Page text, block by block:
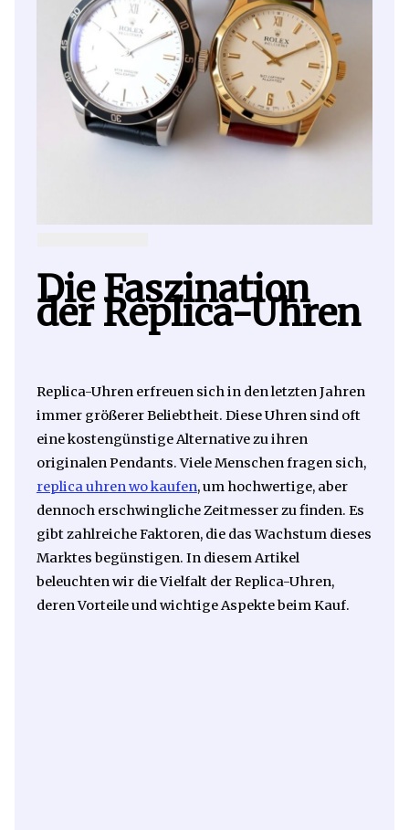
Die Faszination
der Replica-Uhren
Replica-Uhren erfreuen sich in den letzten Jahren
immer größerer Beliebtheit. Diese Uhren sind oft
eine kostengünstige Alternative zu ihren
originalen Pendants. Viele Menschen fragen sich,
replica uhren wo kaufen, um hochwertige, aber
dennoch erschwingliche Zeitmesser zu finden. Es
gibt zahlreiche Faktoren, die das Wachstum dieses
Marktes begünstigen. In diesem Artikel
beleuchten wir die Vielfalt der Replica-Uhren,
deren Vorteile und wichtige Aspekte beim Kauf.